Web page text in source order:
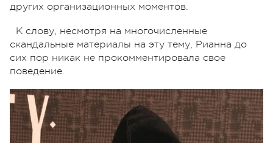
других организационных моментов.
К слову, несмотря на многочисленные
скандальные материалы на эту тему, Рианна до
сих пор никак не прокомментировала свое
поведение.